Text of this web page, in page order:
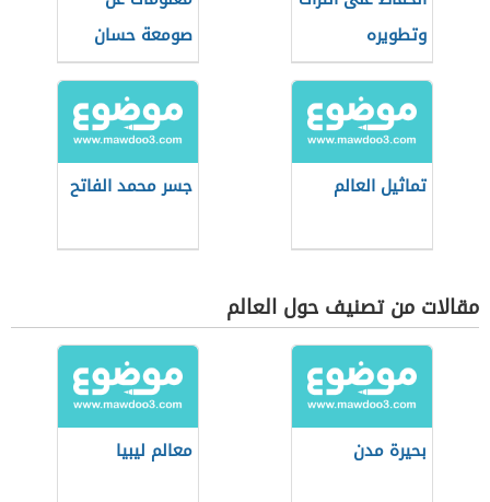
وتطويره
صومعة حسان
تماثيل العالم جسر محمد الفاتح
مقالات من تصنيف حول العالم
بحيرة مدن معالم ليبيا